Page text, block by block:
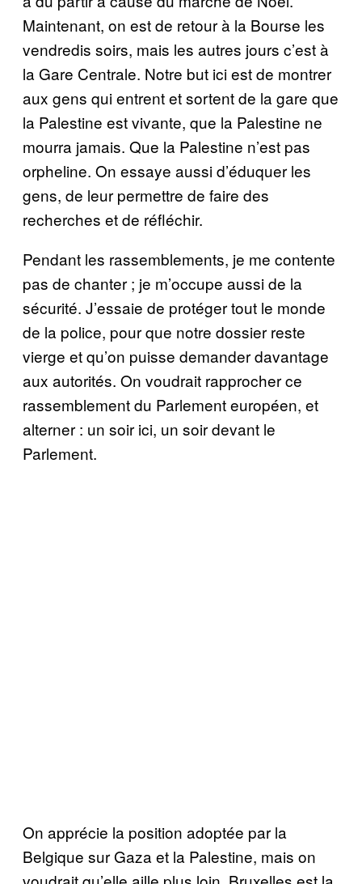
Maintenant, on est de retour à la Bourse les
vendredis soirs, mais les autres jours c’est à
la Gare Centrale. Notre but ici est de montrer
aux gens qui entrent et sortent de la gare que
la Palestine est vivante, que la Palestine ne
mourra jamais. Que la Palestine n’est pas
orpheline. On essaye aussi d’éduquer les
gens, de leur permettre de faire des
recherches et de réfléchir.
Pendant les rassemblements, je me contente
pas de chanter ; je m’occupe aussi de la
sécurité. J’essaie de protéger tout le monde
de la police, pour que notre dossier reste
vierge et qu’on puisse demander davantage
aux autorités. On voudrait rapprocher ce
rassemblement du Parlement européen, et
alterner : un soir ici, un soir devant le
Parlement.
On apprécie la position adoptée par la
Belgique sur Gaza et la Palestine, mais on